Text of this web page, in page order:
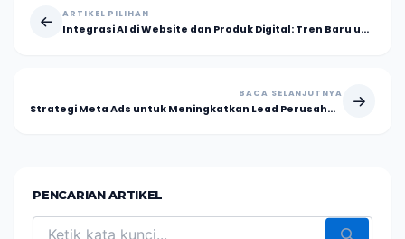
ARTIKEL PILIHAN
Integrasi AI di Website dan Produk Digital: Tren Baru untuk Perusahaan Inovatif
BACA SELANJUTNYA
Strategi Meta Ads untuk Meningkatkan Lead Perusahaan hingga 3x Lipat
PENCARIAN ARTIKEL